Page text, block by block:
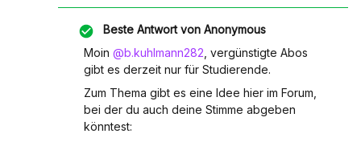
Beste Antwort von Anonymous
Moin @b.kuhlmann282 , vergünstigte Abos
gibt es derzeit nur für Studierende.
Zum Thema gibt es eine Idee hier im Forum,
bei der du auch deine Stimme abgeben
könntest: